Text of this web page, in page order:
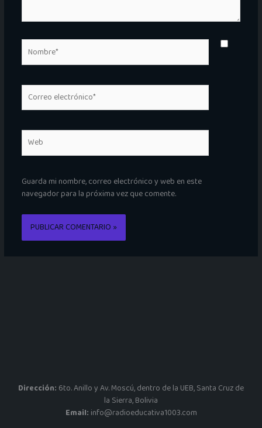
Correo
electrónico*
Guarda mi nombre, correo electrónico y web en este
navegador para la próxima vez que comente.
Dirección: 6to. Anillo y Av. Moscú, dentro de la UEB, Santa Cruz de
la Sierra, Bolivia
Email:info@radioeducativa1003.com